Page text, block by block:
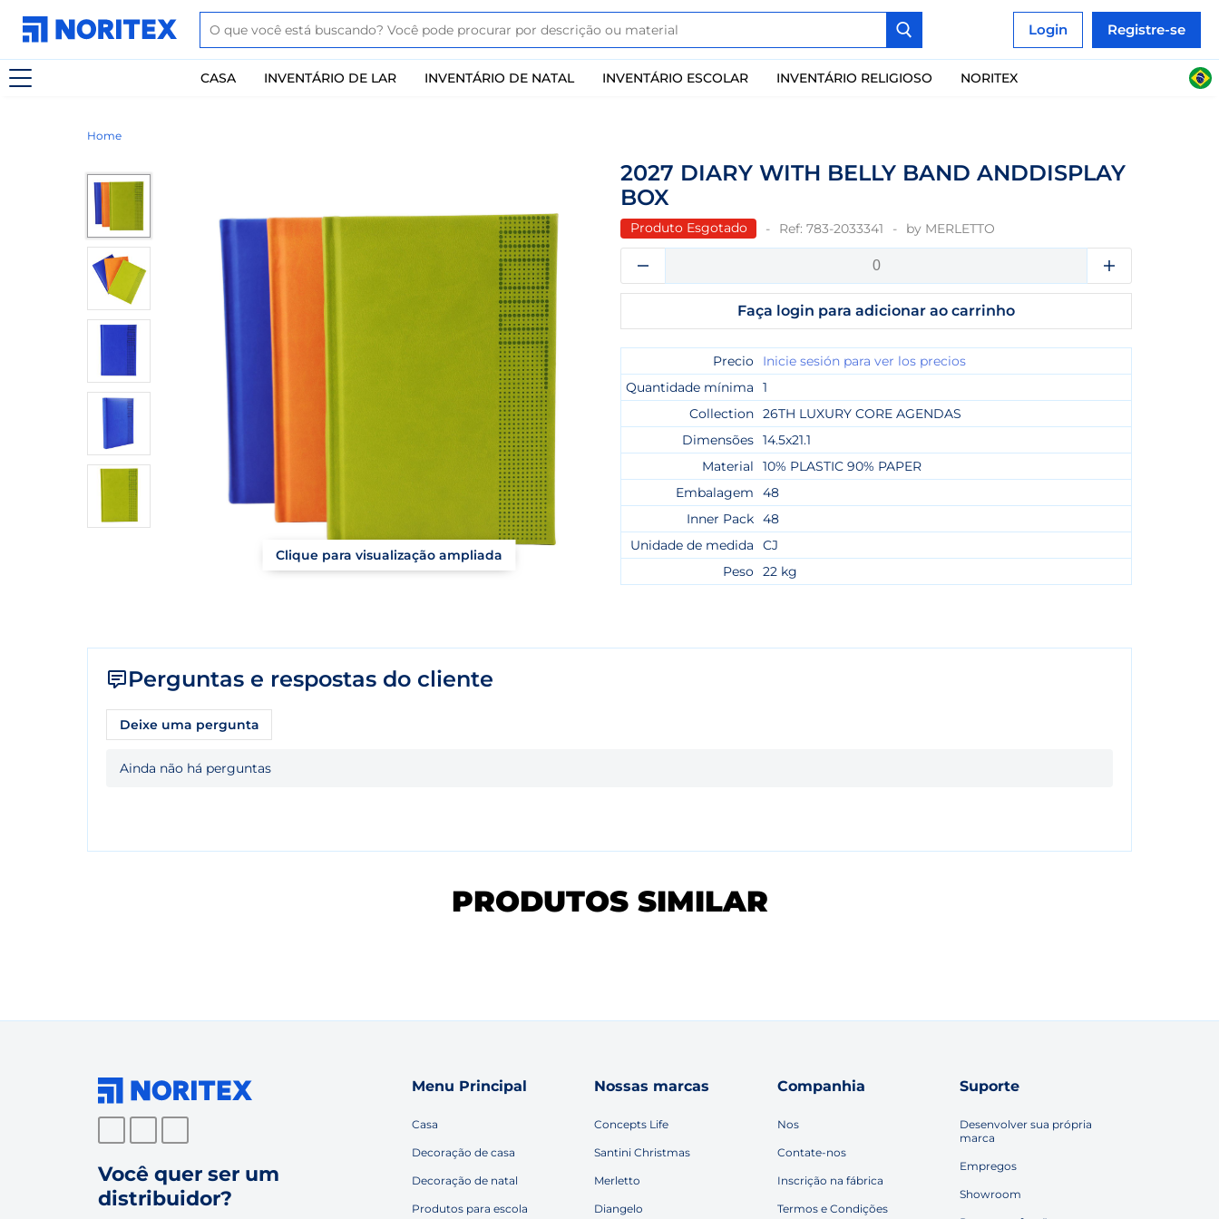
Login Registre-se
CASA INVENTÁRIO DE LAR INVENTÁRIO DE NATAL INVENTÁRIO ESCOLAR INVENTÁRIO RELIGIOSO NORITEX
Home
Clique para visualização ampliada
2027 DIARY WITH BELLY BAND ANDDISPLAY
BOX
Produto Esgotado Ref: 783-2033341 by MERLETTO
Faça login para adicionar ao carrinho
Precio
Inicie sesión para ver los precios
Quantidade mínima
1
Collection 26TH LUXURY CORE AGENDAS
Dimensões 14.5x21.1
Material
10% PLASTIC 90% PAPER
Embalagem
48
Inner Pack 48
Unidade de medida
CJ
Peso 22 kg
Perguntas e respostas do cliente
Deixe uma pergunta
Ainda não há perguntas
PRODUTOS SIMILAR
Você quer ser um
distribuidor?
Menu Principal
Casa
Decoração de casa
Decoração de natal
Produtos para escola
Nossas marcas
Concepts Life
Santini Christmas
Merletto
Diangelo
Companhia
Nos
Contate-nos
Inscrição na fábrica
Termos e Condições
Suporte
Desenvolver sua própria
marca
Empregos
Showroom